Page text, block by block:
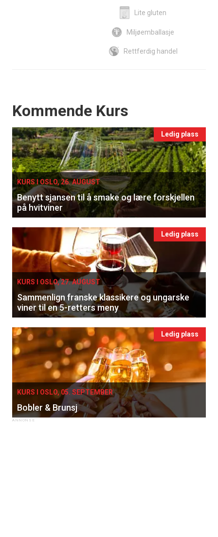
Lite gluten
Miljøemballasje
Rettferdig handel
Events
Kommende Kurs
Ledig plass
KURS I OSLO, 26. AUGUST
Benytt sjansen til å smake og lære forskjellen
på hvitviner
Ledig plass
KURS I OSLO, 27. AUGUST
Sammenlign franske klassikere og ungarske
viner til en 5-retters meny
Ledig plass
KURS I OSLO, 05. SEPTEMBER
Bobler & Brunsj